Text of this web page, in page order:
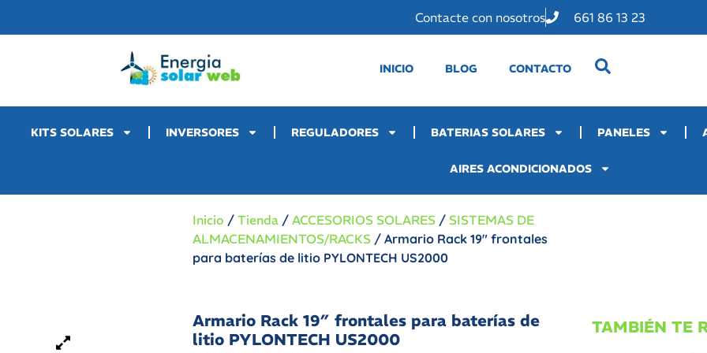
Contacte con nosotros 661 86 13 23
INICIO BLOG CONTACTO
KITS SOLARES INVERSORES REGULADORES BATERIAS SOLARES PANELES
AIRES ACONDICIONADOS
Inicio /Tienda /ACCESORIOS SOLARES / SISTEMAS DE
ALMACENAMIENTOS/RACKS / Armario Rack 19″ frontales
para baterías de litio PYLONTECH US2000
Armario Rack 19″ frontales para baterías de
litio PYLONTECH US2000
TAMBIÉN TE